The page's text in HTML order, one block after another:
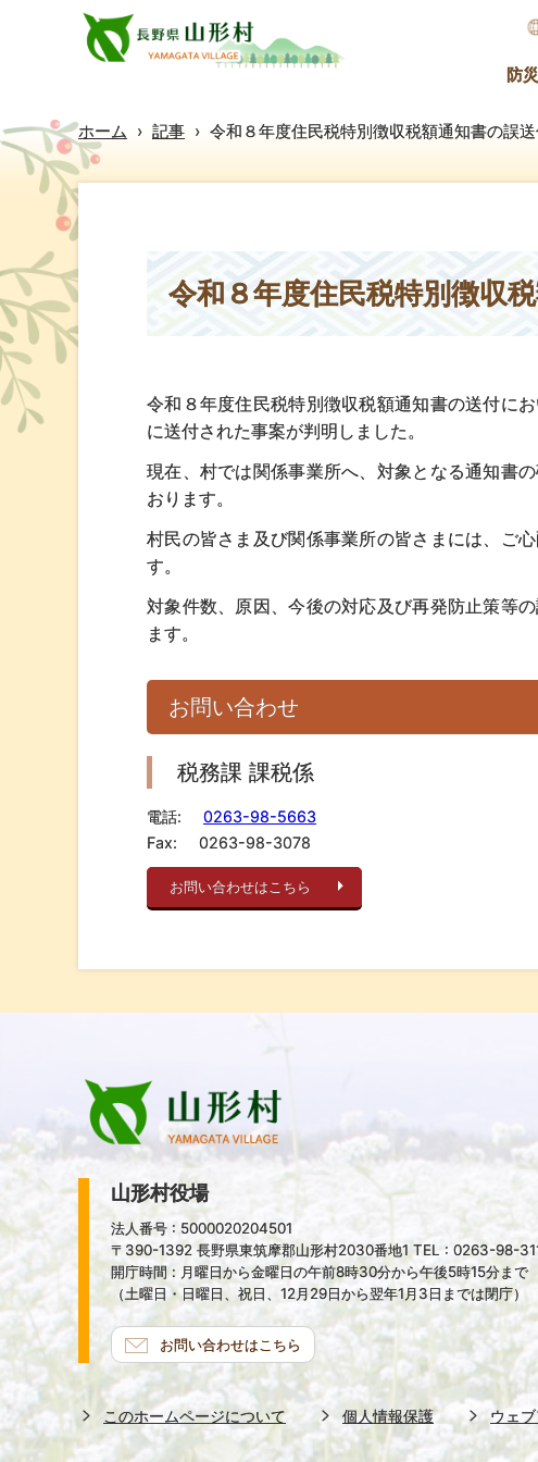
防
ホーム › 記事 › 令和８年度住民税特別徴収税額通知書の誤
令和８年度住民税特別徴収
令和８年度住民税特別徴収税額通知書の送付に
に送付された事案が判明しました。
現在、村では関係事業所へ、対象となる通知書
おります。
村民の皆さま及び関係事業所の皆さまには、ご
す。
対象件数、原因、今後の対応及び再発防止策等
ます。
お問い合わせ
税務課 課税係
電話:
0263-98-5663
Fax:
0263-98-3078
お問い合わせはこちら
山形村役場
法人番号 : 5000020204501
〒390-1392 長野県東筑摩郡山形村2030番地1 TEL : 0263-98-
開庁時間 : 月曜日から金曜日の午前8時30分から午後5時15分まで
（土曜日・日曜日、祝日、12月29日から翌年1月3日までは閉庁）
お問い合わせはこちら
このホームページについて 個人情報保護 ウェ